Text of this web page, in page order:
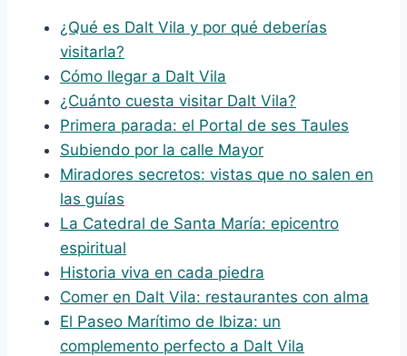
¿Qué es Dalt Vila y por qué deberías
visitarla?
Cómo llegar a Dalt Vila
¿Cuánto cuesta visitar Dalt Vila?
Primera parada: el Portal de ses Taules
Subiendo por la calle Mayor
Miradores secretos: vistas que no salen en
las guías
La Catedral de Santa María: epicentro
espiritual
Historia viva en cada piedra
Comer en Dalt Vila: restaurantes con alma
El Paseo Marítimo de Ibiza: un
complemento perfecto a Dalt Vila